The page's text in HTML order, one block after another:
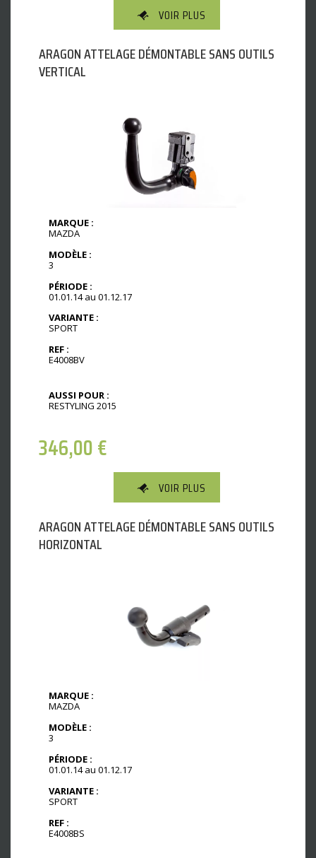
VOIR PLUS
ARAGON ATTELAGE DÉMONTABLE SANS OUTILS
VERTICAL
MARQUE :
MAZDA
MODÈLE :
3
PÉRIODE :
01.01.14 au 01.12.17
VARIANTE :
SPORT
REF :
E4008BV
AUSSI POUR :
RESTYLING 2015
346,00€
VOIR PLUS
ARAGON ATTELAGE DÉMONTABLE SANS OUTILS
HORIZONTAL
MARQUE :
MAZDA
MODÈLE :
3
PÉRIODE :
01.01.14 au 01.12.17
VARIANTE :
SPORT
REF :
E4008BS